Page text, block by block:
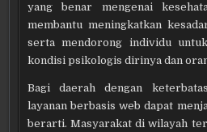
yang benar mengenai
membantu meningkatkan
serta mendorong individu
kondisi psikologis dirinya dan
Bagi daerah dengan
layanan berbasis web dapat
berarti. Masyarakat di wilayah